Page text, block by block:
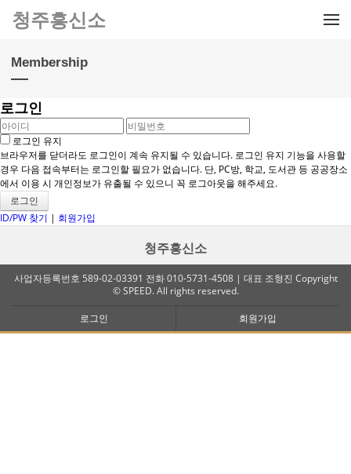
청주흥신소
Membership
로그인
로그인 유지
브라우저를 닫더라도 로그인이 계속 유지될 수 있습니다. 로그인 유지 기능을 사용할
경우 다음 접속부터는 로그인할 필요가 없습니다. 단, PC방, 학교, 도서관 등 공공장소
에서 이용 시 개인정보가 유출될 수 있으니 꼭 로그아웃을 해주세요.
ID/PW 찾기 | 회원가입
청주흥신소
사업자등록번호 589-02-03391 전화 010-5731-4508 | 대표 조형진 Copyright
© SPEED. All rights reserved.
로그인 회원가입